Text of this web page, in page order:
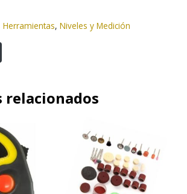
Herramientas, Niveles y Medición
relacionados